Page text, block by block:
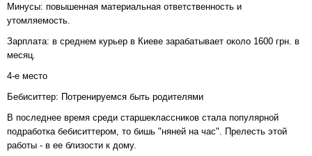
Минусы: повышенная материальная ответственность и
утомляемость.
Зарплата: в среднем курьер в Киеве зарабатывает около 1600 грн. в
месяц.
4-е место
Бебиситтер: Потренируемся быть родителями
В последнее время среди старшеклассников стала популярной
подработка бебиситтером, то бишь "няней на час". Прелесть этой
работы - в ее близости к дому.